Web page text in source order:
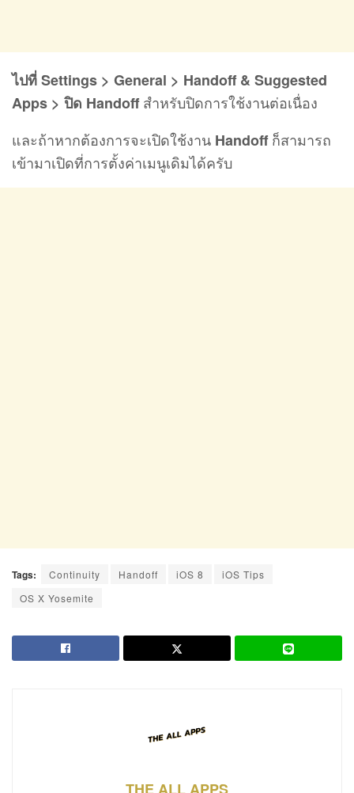
ไปที่ Settings > General > Handoff & Suggested
Apps > ปิด Handoffสำหรับปิดการใช้งานต่อเนื่อง
และถ้าหากต้องการจะเปิดใช้งาน Handoffก็สามารถ
เข้ามาเปิดที่การตั้งค่าเมนูเดิมได้ครับ
Tags: Continuity Handoff iOS 8
iOS Tips
OS X Yosemite